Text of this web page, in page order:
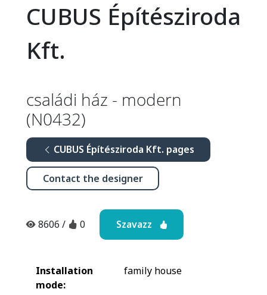
CUBUS Építésziroda
Kft.
családi ház - modern
(N0432)
CUBUS Építésziroda Kft. pages
Contact the designer
8606 / 0 Szavazz
Installation
mode:
family house